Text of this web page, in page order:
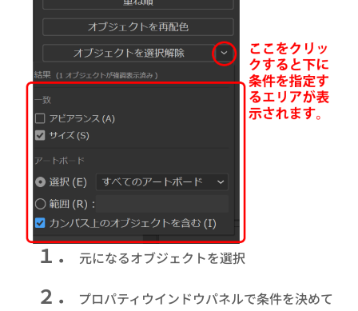
１． 元になるオブジェクトを選択
２． プロパティウインドウパネルで条件を決めて